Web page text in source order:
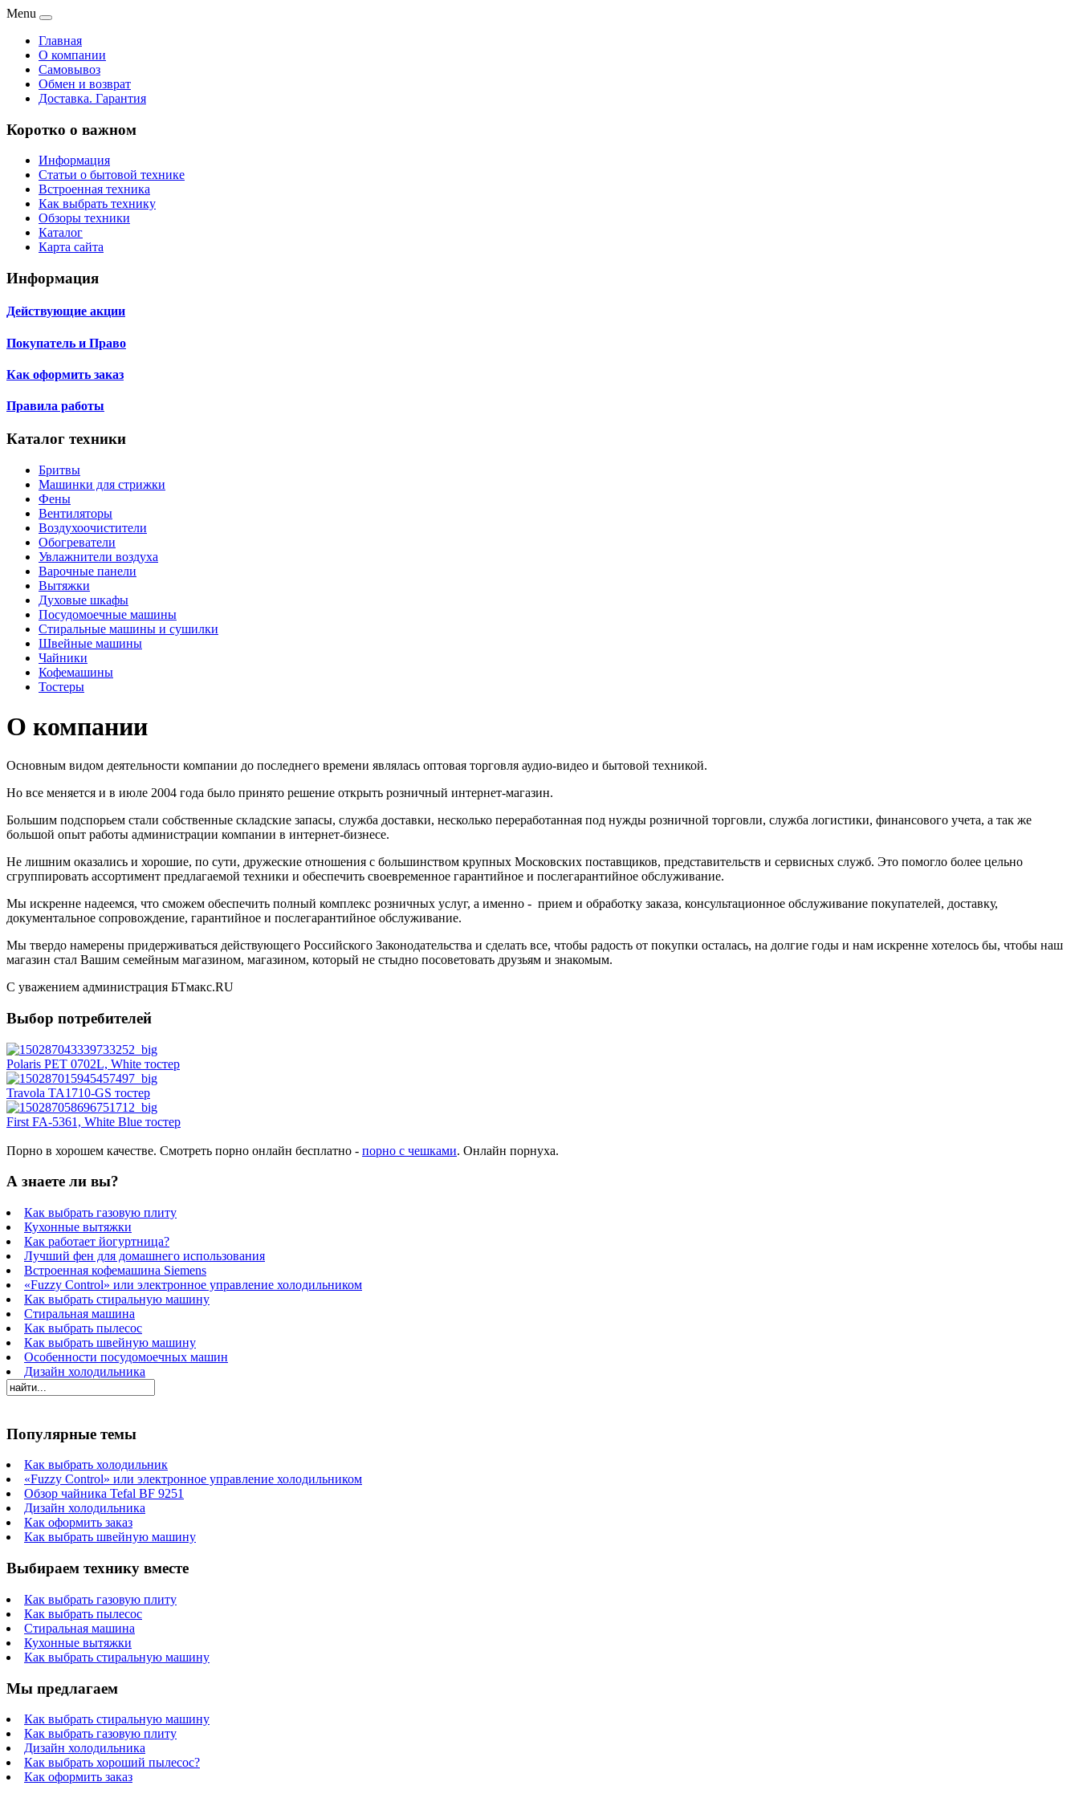
Menu
Главная
О компании
Самовывоз
Обмен и возврат
Доставка. Гарантия
Коротко о важном
Информация
Статьи о бытовой технике
Встроенная техника
Как выбрать технику
Обзоры техники
Каталог
Карта сайта
Информация
Действующие акции
Покупатель и Право
Как оформить заказ
Правила работы
Каталог техники
Бритвы
Машинки для стрижки
Фены
Вентиляторы
Воздухоочистители
Обогреватели
Увлажнители воздуха
Варочные панели
Вытяжки
Духовые шкафы
Посудомоечные машины
Стиральные машины и сушилки
Швейные машины
Чайники
Кофемашины
Тостеры
О компании
Основным видом деятельности компании до последнего времени являлась оптовая торговля аудио-видео и бытовой техникой.
Но все меняется и в июле 2004 года было принято решение открыть розничный интернет-магазин.
Большим подспорьем стали собственные складские запасы, служба доставки, несколько переработанная под нужды розничной торговли, служба логистики, финансового учета, а так же
большой опыт работы администрации компании в интернет-бизнесе.
Не лишним оказались и хорошие, по сути, дружеские отношения с большинством крупных Московских поставщиков, представительств и сервисных служб. Это помогло более цельно
сгруппировать ассортимент предлагаемой техники и обеспечить своевременное гарантийное и послегарантийное обслуживание.
Мы искренне надеемся, что сможем обеспечить полный комплекс розничных услуг, а именно - прием и обработку заказа, консультационное обслуживание покупателей, доставку,
документальное сопровождение, гарантийное и послегарантийное обслуживание.
Мы твердо намерены придерживаться действующего Российского Законодательства и сделать все, чтобы радость от покупки осталась, на долгие годы и нам искренне хотелось бы, чтобы наш
магазин стал Вашим семейным магазином, магазином, который не стыдно посоветовать друзьям и знакомым.
С уважением администрация БТмакс.RU
Выбор потребителей
Polaris PET 0702L, White тостер
Travola TA1710-GS тостер
First FA-5361, White Blue тостер
Порно в хорошем качестве. Смотреть порно онлайн бесплатно - порно с чешками. Онлайн порнуха.
А знаете ли вы?
Как выбрать газовую плиту
Кухонные вытяжки
Как работает йогуртница?
Лучший фен для домашнего использования
Встроенная кофемашина Siemens
«Fuzzy Control» или электронное управление холодильником
Как выбрать стиральную машину
Стиральная машина
Как выбрать пылесос
Как выбрать швейную машину
Особенности посудомоечных машин
Дизайн холодильника
Популярные темы
Как выбрать холодильник
«Fuzzy Control» или электронное управление холодильником
Обзор чайника Tefal BF 9251
Дизайн холодильника
Как оформить заказ
Как выбрать швейную машину
Выбираем технику вместе
Как выбрать газовую плиту
Как выбрать пылесос
Стиральная машина
Кухонные вытяжки
Как выбрать стиральную машину
Мы предлагаем
Как выбрать стиральную машину
Как выбрать газовую плиту
Дизайн холодильника
Как выбрать хороший пылесос?
Как оформить заказ